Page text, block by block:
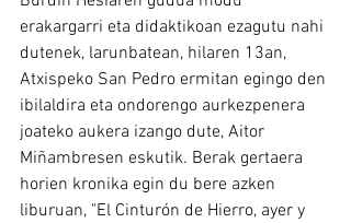
erakargarri eta didaktikoan ezagutu nahi
dutenek, larunbatean, hilaren 13an,
Atxispeko San Pedro ermitan egingo den
ibilaldira eta ondorengo aurkezpenera
joateko aukera izango dute, Aitor
Miñambresen eskutik. Berak gertaera
horien kronika egin du bere azken
liburuan, "El Cinturón de Hierro, ayer y